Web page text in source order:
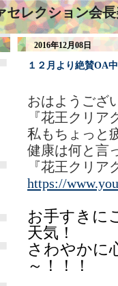
セレクション会
2016年12月08日
１２月より絶賛OA
おはようござ
『花王クリ
私もちょっと
健康は何と言
『花王クリ
https://
お手すきに
天気！
さわやかに
～！！！